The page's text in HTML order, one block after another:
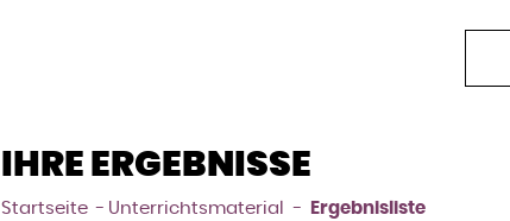
IHRE ERGEBNISSE
Startseite Unterrichtsmaterial Ergebnisliste